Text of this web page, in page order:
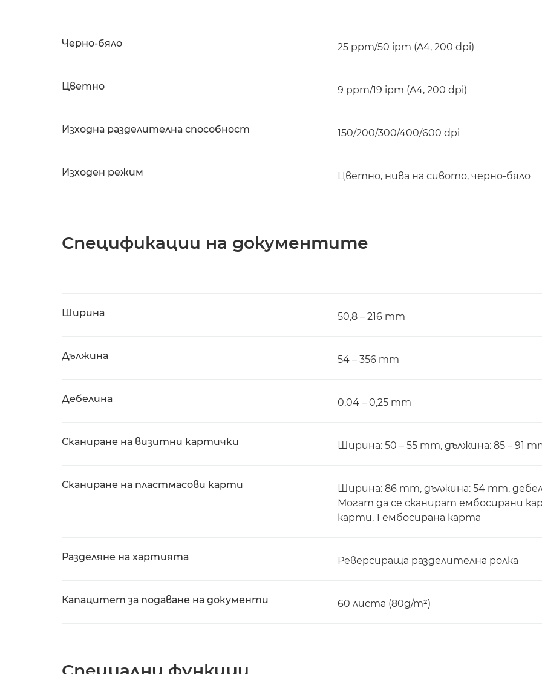
Черно-бяло 25 ppm/50 ipm (A4, 200 dpi)
Цветно 9 ppm/19 ipm (A4, 200 dpi)
Изходна разделителна способност 150/200/300/400/600 dpi
Изходен режим Цветно, нива на сивото, черно-бяло
Спецификации на документите
Ширина 50,8 – 216 mm
Дължина 54 – 356 mm
Дебелина 0,04 – 0,25 mm
Сканиране на визитни картички Ширина: 50 – 55 mm, дължина: 85 – 91
Сканиране на пластмасови карти
Ширина: 86 mm, дължина: 54 mm,
Могат да се сканират ембосирани
карти, 1 ембосирана карта
Разделяне на хартията Реверсираща разделителна ролка
Капацитет за подаване на документи 60 листа (80g/m²)